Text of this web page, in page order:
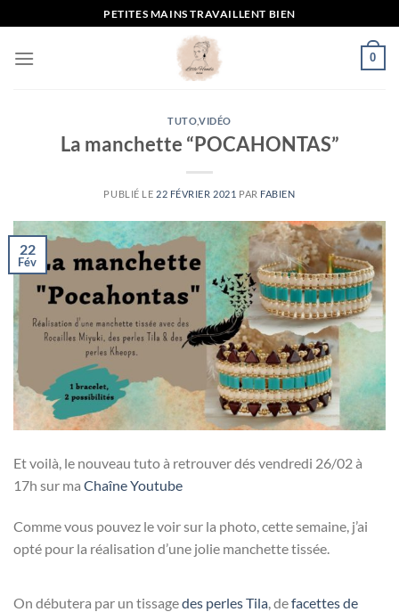
au
contenu
PETITES MAINS TRAVAILLENT BIEN
0
TUTOVIDÉO
La manchette “POCAHONTAS”
PUBLIÉ LE 22 FÉVRIER 2021 PAR FABIEN
22
Fév
Et voilà, le nouveau tuto à retrouver dés vendredi 26/02 à
17h sur ma Chaîne Youtube
Comme vous pouvez le voir sur la photo, cette semaine, j’ai
opté pour la réalisation d’une jolie manchette tissée.
On débutera par un tissagedes perles Tila , defacettes de